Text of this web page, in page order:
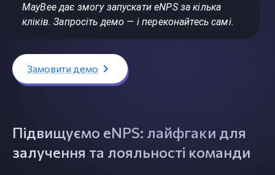
MayBee дає змогу запускати eNPS за кілька
кліків. Запросіть демо — і переконайтесь самі.
Замовити демо
Підвищуємо eNPS: лайфгаки для
залучення та лояльності команди